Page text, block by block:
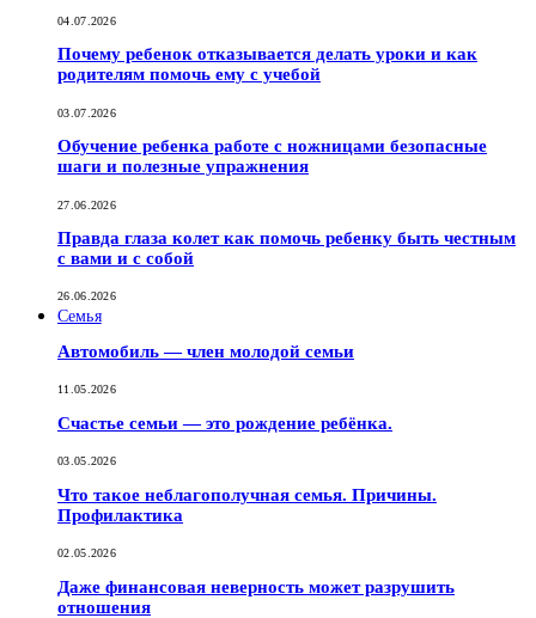
04.07.2026
Почему ребенок отказывается делать уроки и как
родителям помочь ему с учебой
03.07.2026
Обучение ребенка работе с ножницами безопасные
шаги и полезные упражнения
27.06.2026
Правда глаза колет как помочь ребенку быть честным
с вами и с собой
26.06.2026
Семья
Автомобиль — член молодой семьи
11.05.2026
Счастье семьи — это рождение ребёнка.
03.05.2026
Что такое неблагополучная семья. Причины.
Профилактика
02.05.2026
Даже финансовая неверность может разрушить
отношения